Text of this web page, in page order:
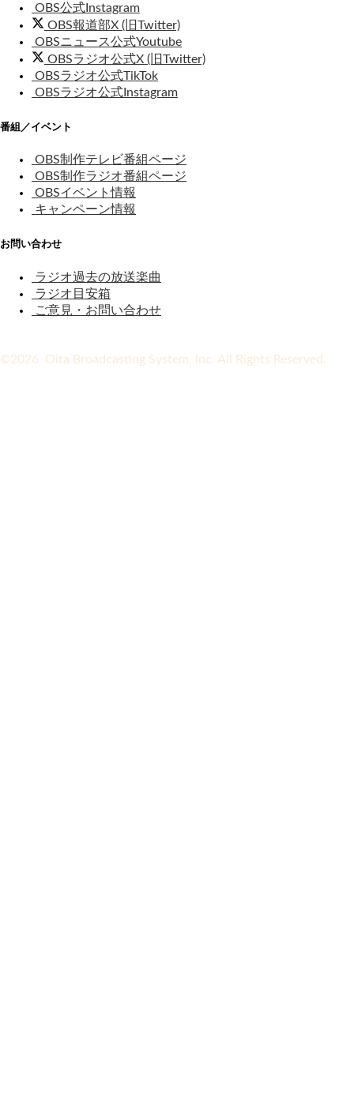
OBS公式Instagram
OBS報道部X (旧Twitter)
OBSニュース公式Youtube
OBSラジオ公式X (旧Twitter)
OBSラジオ公式TikTok
OBSラジオ公式Instagram
番組／イベント
OBS制作テレビ番組ページ
OBS制作ラジオ番組ページ
OBSイベント情報
キャンペーン情報
お問い合わせ
ラジオ過去の放送楽曲
ラジオ目安箱
ご意見・お問い合わせ
©2026 Oita Broadcasting System, Inc. All Rights Reserved.